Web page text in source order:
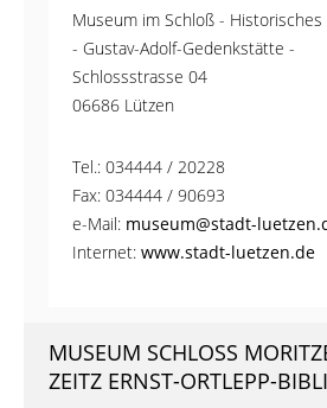
Museum im Schloß - Historisches
- Gustav-Adolf-Gedenkstätte -
Schlossstrasse 04
06686 Lützen
Tel.: 034444 / 20228
Fax: 034444 / 90693
e-Mail: museum@stadt-
Internet: www.stadt-luetzen.de
MUSEUM SCHLOSS
ZEITZ ERNST-ORTLEPP-